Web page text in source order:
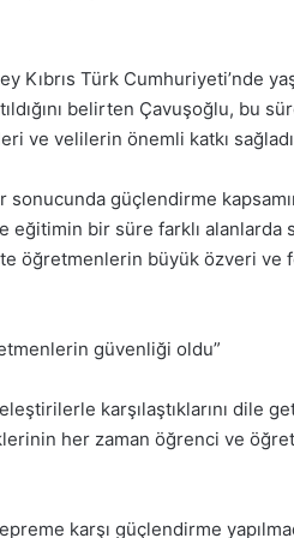
Kıbrıs Türk Cumhuriyeti’nde
belirten Çavuşoğlu, bu
ve velilerin önemli katkı
güçlendirme
eğitimin bir süre farklı
öğretmenlerin büyük özveri
güvenliği oldu”
karşılaştıklarını dile
her zaman öğrenci ve
karşı güçlendirme
2025, Gıynık